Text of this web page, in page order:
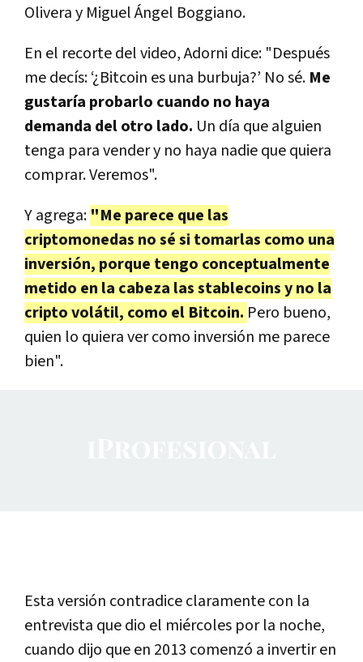
Olivera y Miguel Ángel Boggiano.
En el recorte del video, Adorni dice: "Después
me decís: ‘¿Bitcoin es una burbuja?’ No sé. Me
gustaría probarlo cuando no haya
demanda del otro lado. Un día que alguien
tenga para vender y no haya nadie que quiera
comprar. Veremos".
Y agrega: "Me parece que las
criptomonedas no sé si tomarlas como una
inversión, porque tengo conceptualmente
metido en la cabeza las stablecoins y no la
cripto volátil, como el Bitcoin. Pero bueno,
quien lo quiera ver como inversión me parece
bien".
Esta versión contradice claramente con la
entrevista que dio el miércoles por la noche,
cuando dijo que en 2013 comenzó a invertir en